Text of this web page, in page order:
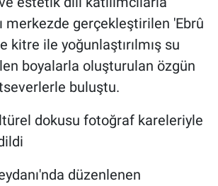
merkezde gerçekleştirilen 'Ebrû
kitre ile yoğunlaştırılmış su
boyalarla oluşturulan özgün
buluştu.
dokusu fotoğraf kareleriyle
düzenlenen